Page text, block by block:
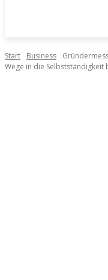
Start Business
Wege in die Selbstständigkeit